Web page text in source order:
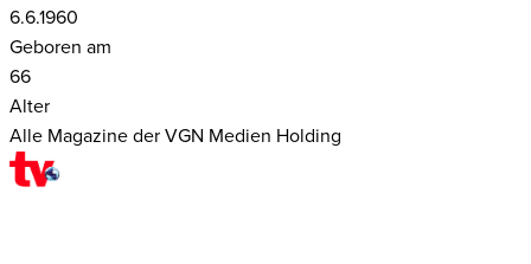
6.6.1960
Geboren am
66
Alter
Alle Magazine der VGN Medien Holding